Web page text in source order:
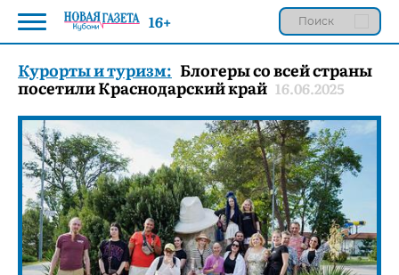
Курорты и туризм: Блогеры со всей страны
посетили Краснодарский край 16.06.2025
16+